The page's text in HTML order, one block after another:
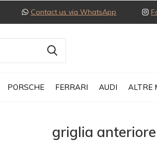
PORSCHE FERRARI AUDI ALTRE
Contact us via WhatsApp
griglia